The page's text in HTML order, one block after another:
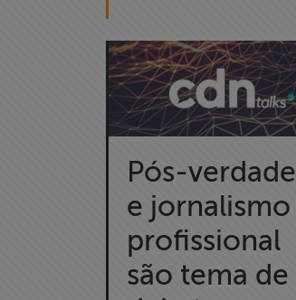
Liberdade de
Homenageados
Pós-verdade
e jornalismo
profissional
são tema de